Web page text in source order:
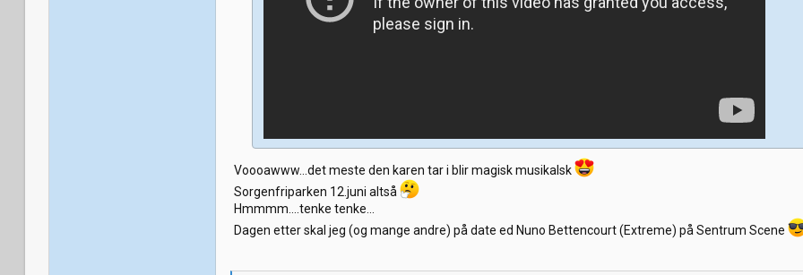
Voooawww...det meste den karen tar i blir magisk musikalsk
Sorgenfriparken 12.juni altså
Hmmmm....tenke tenke...
Dagen etter skal jeg (og mange andre) på date ed Nuno Bettencourt (Extreme) på Sentrum Scene